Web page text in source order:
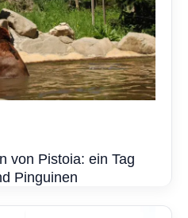
von Pistoia: ein Tag
Pinguinen